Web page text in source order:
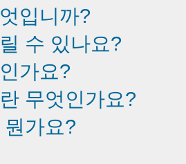
입니까?
수 있나요?
가요?
무엇인가요?
가요?